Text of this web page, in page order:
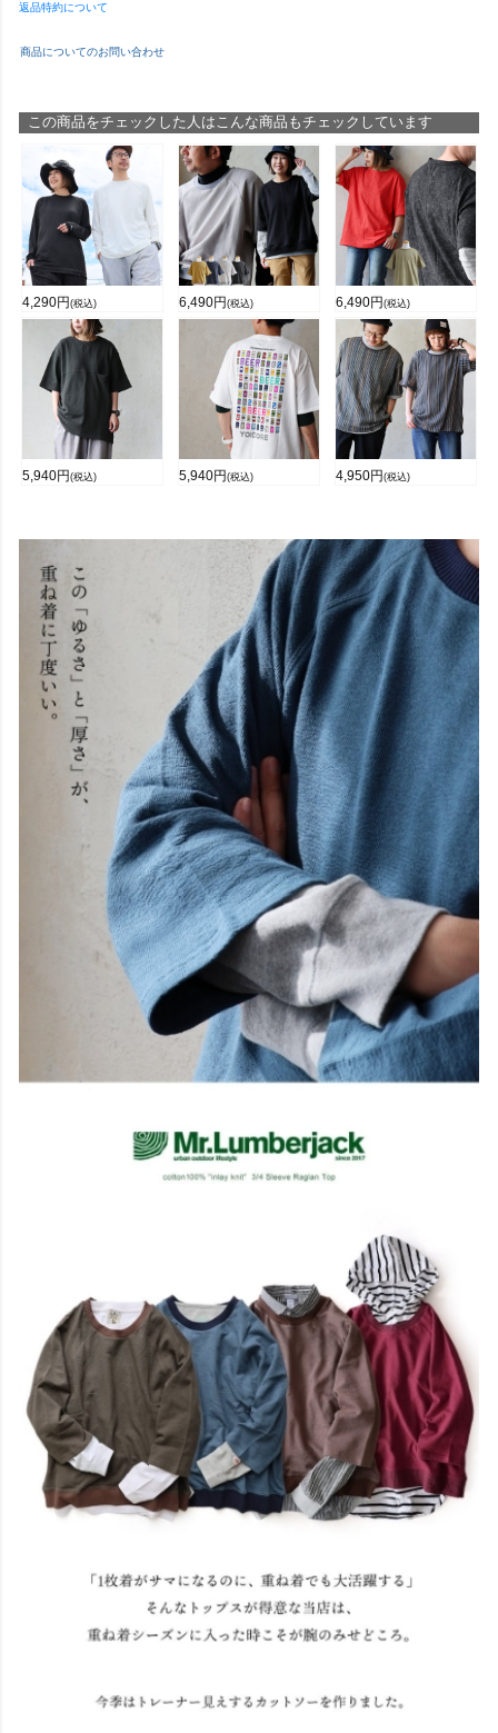
返品特約について
商品についてのお問い合わせ
この商品をチェックした人はこんな商品もチェックしています
4,290円 (税込) 6,490円 (税込) 6,490円 (税込)
5,940円 (税込) 5,940円 (税込) 4,950円 (税込)